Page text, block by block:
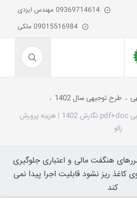
طرح توجیهی سال 1402
طرح توجیهی پرورش زالوی طبی pdf+doc نگارش 1402 | هزینه پرورش
زالو
هنگفت مالی و اعتباری جلوگیری
کاغذ ریز نشود قابلیت اجرا پیدا نمی
کند